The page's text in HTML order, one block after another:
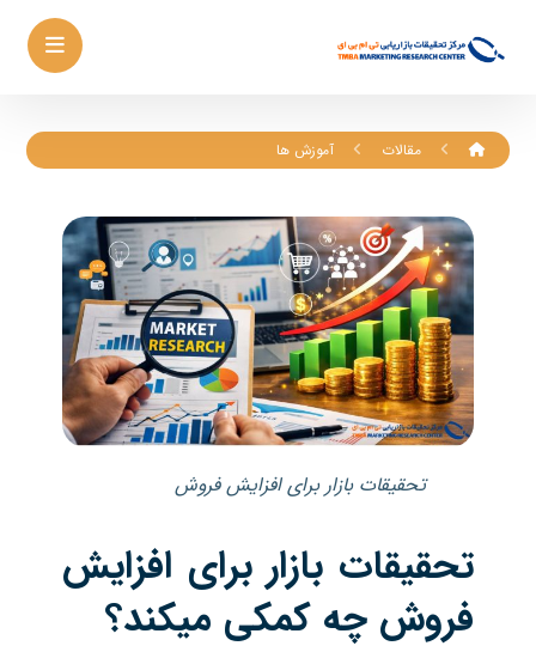
مقالات آموزش ها
تحقیقات بازار برای افزایش فروش
تحقیقات بازار برای افزایش
فروش چه کمکی میکند؟